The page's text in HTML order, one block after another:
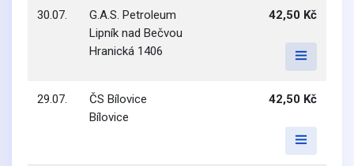
30.07.
G.A.S. Petroleum
Lipník nad Bečvou
Hranická 1406
42,50 Kč
29.07.
ČS Bílovice
Bílovice
42,50 Kč